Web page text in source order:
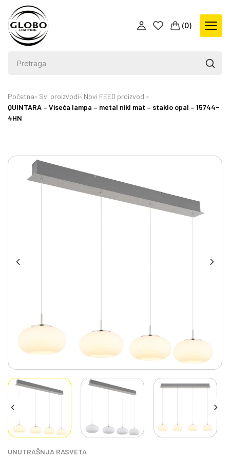
(0)
Početna Svi proizvodi
Novi FEED proizvodi
QUINTARA – Viseća lampa – metal nikl mat – staklo opal – 15744-
4HN
UNUTRAŠNJA RASVETA